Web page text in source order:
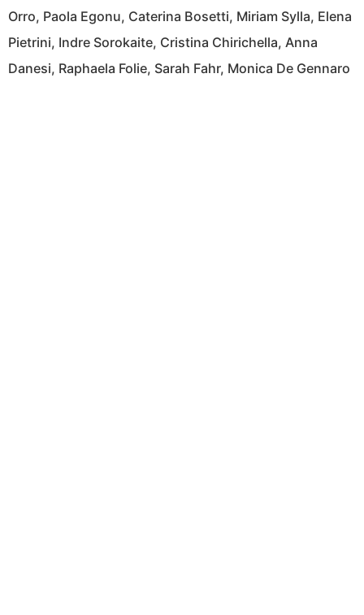
Orro, Paola Egonu, Caterina Bosetti, Miriam Sylla, Elena
Pietrini, Indre Sorokaite, Cristina Chirichella, Anna
Danesi, Raphaela Folie, Sarah Fahr, Monica De Gennaro